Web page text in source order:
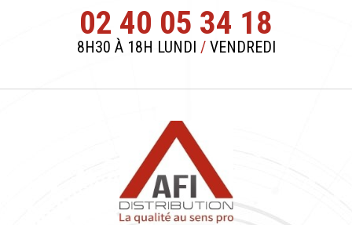
02 40 05 34 18
8H30 À 18H LUNDI /VENDREDI